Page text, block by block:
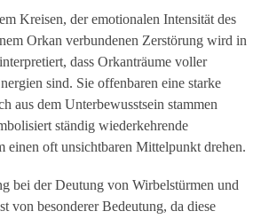
Kreisen, der emotionalen Intensität des
Orkan verbundenen Zerstörung wird in
dass Orkanträume voller
sind. Sie offenbaren eine starke
aus dem Unterbewusstsein stammen
ständig wiederkehrende
einen oft unsichtbaren Mittelpunkt drehen.
bei der Deutung von Wirbelstürmen und
von besonderer Bedeutung, da diese